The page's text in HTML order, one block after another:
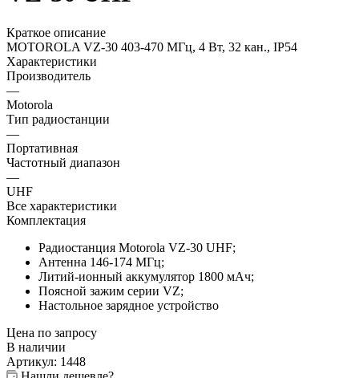
Краткое описание
MOTOROLA VZ-30 403-470 МГц, 4 Вт, 32 кан., IP54
Характеристики
Производитель
—
Motorola
Тип радиостанции
—
Портативная
Частотный диапазон
—
UHF
Все характеристики
Комплектация
Радиостанция Motorola VZ-30 UHF;
Антенна 146-174 МГц;
Литий-ионный аккумулятор 1800 мАч;
Поясной зажим серии VZ;
Настольное зарядное устройство
Цена по запросу
В наличии
Артикул: 1448